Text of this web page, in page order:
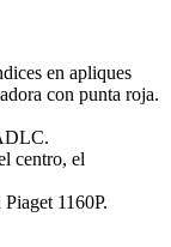
en apliques
con punta roja.
centro, el
1160P.